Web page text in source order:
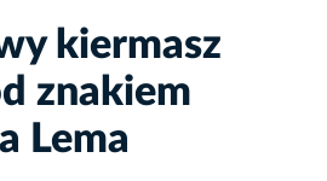
kiermasz
znakiem
Lema